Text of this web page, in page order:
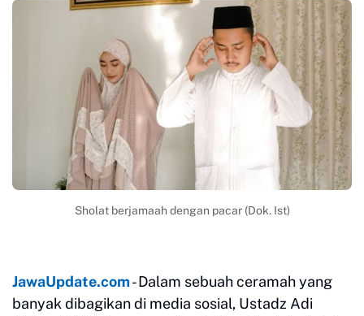
Sholat berjamaah dengan pacar (Dok. Ist)
JawaUpdate.com- Dalam sebuah ceramah yang
banyak dibagikan di media sosial, Ustadz Adi